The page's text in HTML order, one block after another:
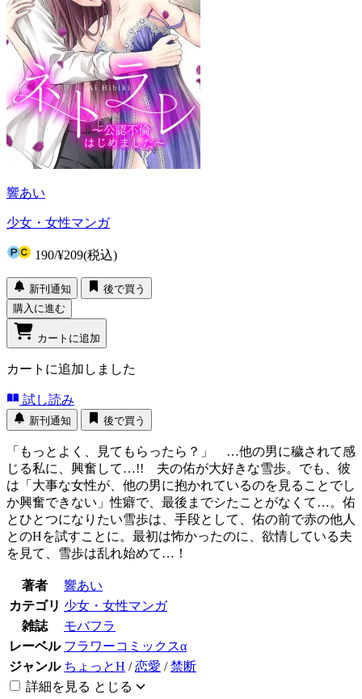
響あい
少女・女性マンガ
190/¥209(税込)
新刊通知
後で買う
購入に進む
カートに追加
カートに追加しました
試し読み
新刊通知 後で買う
「もっとよく、見てもらったら？」 …他の男に穢されて感
じる私に、興奮して…!! 夫の佑が大好きな雪歩。でも、彼
は「大事な女性が、他の男に抱かれているのを見ることでし
か興奮できない」性癖で、最後までシたことがなくて…。佑
とひとつになりたい雪歩は、手段として、佑の前で赤の他人
とのHを試すことに。最初は怖かったのに、欲情している夫
を見て、雪歩は乱れ始めて…！
著者
響あい
カテゴリ 少女・女性マンガ
雑誌
モバフラ
レーベル フラワーコミックスα
ジャンル ちょっとH /恋愛 /禁断
詳細を見る とじる